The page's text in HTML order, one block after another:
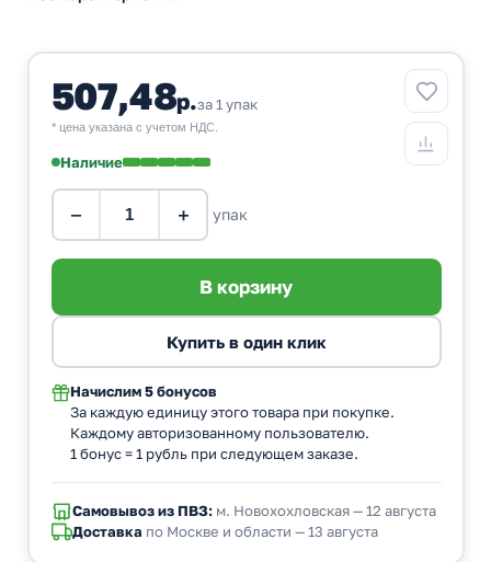
507,48р.за 1 упак
* цена указана с учетом НДС.
Наличие
− + упак
Начислим 5 бонусов
За каждую единицу этого товара при покупке.
Каждому авторизованному пользователю.
1 бонус = 1 рубль при следующем заказе.
Самовывоз из ПВЗ:м. Новохохловская — 12 августа
Доставка по Москве и области — 13 августа